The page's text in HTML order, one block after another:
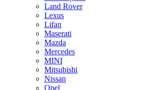
Land Rover
Lexus
Lifan
Maserati
Mazda
Mercedes
MINI
Mitsubishi
Nissan
Opel